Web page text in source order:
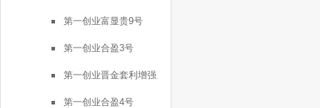
第一创业富显贵9号
第一创业合盈3号
第一创业晋金套利增强
FOF2号
第一创业合盈4号